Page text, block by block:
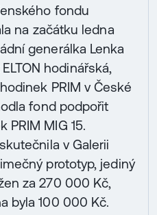
fondu
na začátku ledna
generálka Lenka
hodinářská,
PRIM v České
fond podpořit
PRIM MIG 15.
v Galerii
prototyp, jediný
za 270 000 Kč,
byla 100 000 Kč.